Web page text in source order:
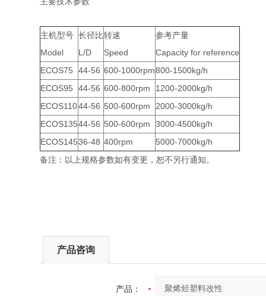
主机型号
Model
长径比
L/D
转速
Speed
参考产量
Capacity for reference
ECOS75
44-56 600-1000rpm800-1500kg/h
ECOS95
44-56 600-800rpm
1200-2000kg/h
ECOS11044-56 500-600rpm
2000-3000kg/h
ECOS13544-56 500-600rpm
3000-4500kg/h
ECOS14536-48 400rpm
5000-7000kg/h
备注：以上规格参数如有变更，恕不另行通知。
产品咨询
产品：